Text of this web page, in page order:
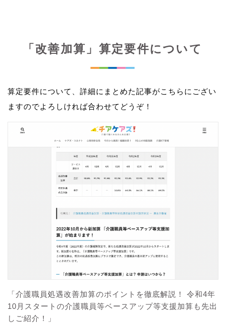
「改善加算」算定要件について
算定要件について、詳細にまとめた記事がこちらにござい
ますのでよろしければ合わせてどうぞ！
「介護職員処遇改善加算のポイントを徹底解説！ 令和4年
10月スタートの介護職員等ベースアップ等支援加算も先出
しご紹介！」